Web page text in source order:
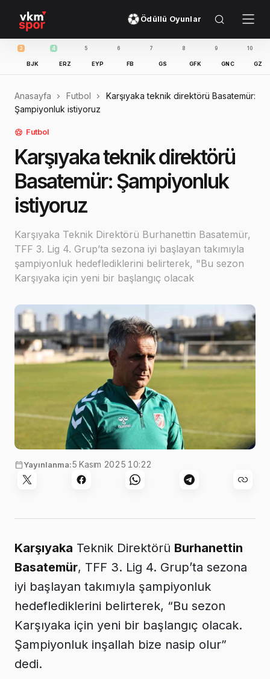
Ödüllü Oyunlar
4
ERZ
5
EYP
6
FB
7
GS
8
GFK
9
GNC
10
GZT
11
IBFK
Anasayfa Futbol
Karşıyaka teknik direktörü Basatemür:
Şampiyonluk istiyoruz
Futbol
Karşıyaka teknik direktörü
Basatemür: Şampiyonluk
istiyoruz
Karşıyaka Teknik Direktörü Burhanettin Basatemür,
TFF 3. Lig 4. Grup’ta sezona iyi başlayan takımıyla
şampiyonluk hedeflediklerini belirterek, "Bu sezon
Karşıyaka için yeni bir başlangıç olacak
Yayınlanma:5 Kasım 2025 10:22
Karşıyaka Teknik Direktörü Burhanettin
Basatemür, TFF 3. Lig 4. Grup’ta sezona
iyi başlayan takımıyla şampiyonluk
hedeflediklerini belirterek, “Bu sezon
Karşıyaka için yeni bir başlangıç olacak.
Şampiyonluk inşallah bize nasip olur”
dedi.